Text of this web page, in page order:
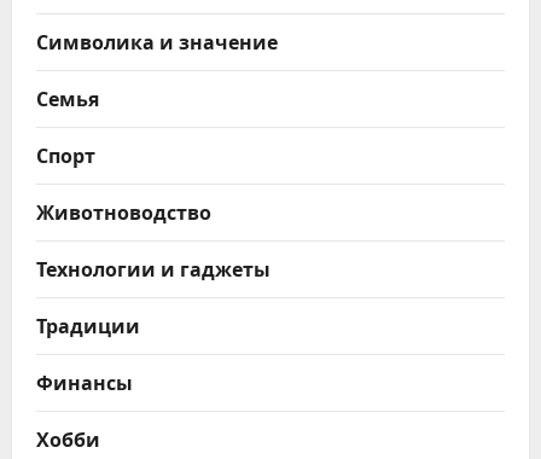
Символика и значение
Семья
Спорт
Животноводство
Технологии и гаджеты
Традиции
Финансы
Хобби